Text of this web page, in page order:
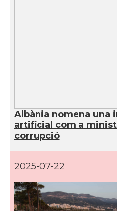
Albània nomena una
artificial com a
corrupció
2025-07-22